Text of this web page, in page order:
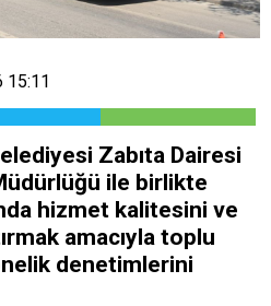
15:11
Zabıta Dairesi
ile birlikte
hizmet kalitesini ve
amacıyla toplu
denetimlerini